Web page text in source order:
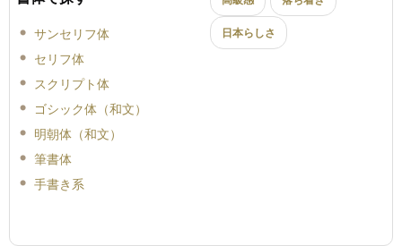
サンセリフ体
セリフ体
スクリプト体
ゴシック体（和文）
明朝体（和文）
筆書体
手書き系
日本らしさ